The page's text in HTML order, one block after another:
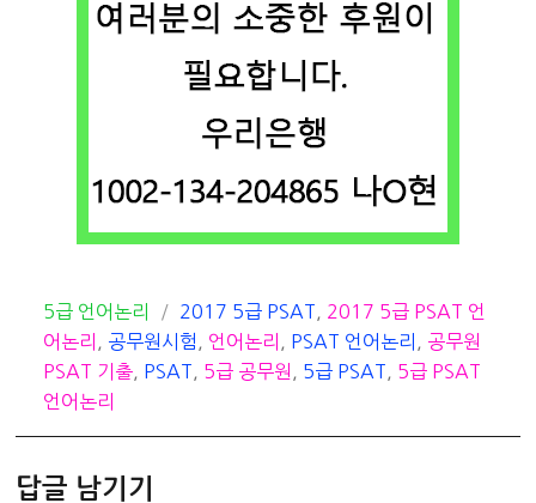
카
테
고
리
5급 언어논리
태
그
2017 5급 PSAT
2017 5급 PSAT 언
어논리
공무원시험 언어논리 PSAT 언어논리
공무원
PSAT 기출
PSAT 5급 공무원 5급 PSAT
5급 PSAT
언어논리
답글 남기기